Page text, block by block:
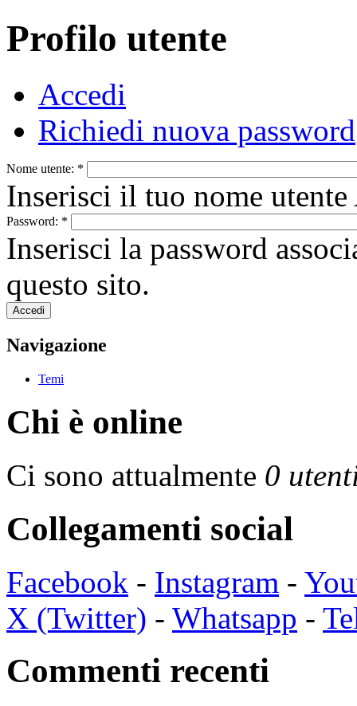
Profilo utente
Accedi
Richiedi nuova password
Nome utente: *
Inserisci il tuo nome utente
Password: *
Inserisci la password
questo sito.
Navigazione
Temi
Chi è online
Ci sono attualmente 0
Collegamenti social
Facebook - Instagram -
X (Twitter) - Whatsapp -
Commenti recenti